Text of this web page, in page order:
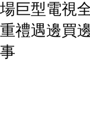
場巨型電視
重禮遇邊買
事